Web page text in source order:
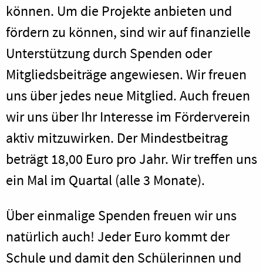
können. Um die Projekte anbieten und
fördern zu können, sind wir auf finanzielle
Unterstützung durch Spenden oder
Mitgliedsbeiträge angewiesen. Wir freuen
uns über jedes neue Mitglied. Auch freuen
wir uns über Ihr Interesse im Förderverein
aktiv mitzuwirken. Der Mindestbeitrag
beträgt 18,00 Euro pro Jahr. Wir treffen uns
ein Mal im Quartal (alle 3 Monate).
Über einmalige Spenden freuen wir uns
natürlich auch! Jeder Euro kommt der
Schule und damit den Schülerinnen und